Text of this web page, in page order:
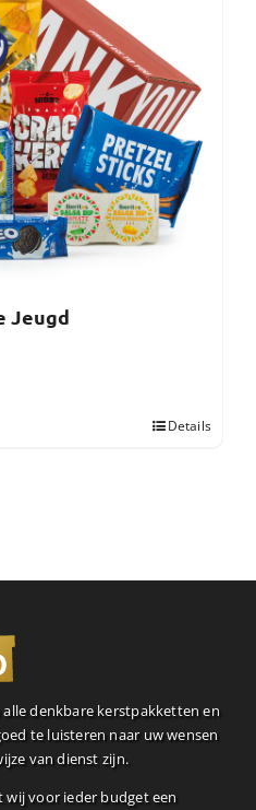
Jeugd
Details
denkbare kerstpakketten en
te luisteren naar uw wensen
van dienst zijn.
wij voor ieder budget een